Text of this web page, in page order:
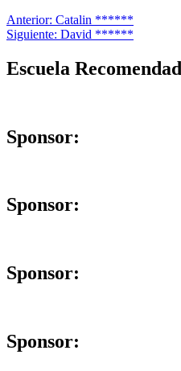
Navegación
de
entradas
Anterior: Catalin ******
Siguiente: David ******
Escuela
Sponsor:
Sponsor:
Sponsor:
Sponsor: